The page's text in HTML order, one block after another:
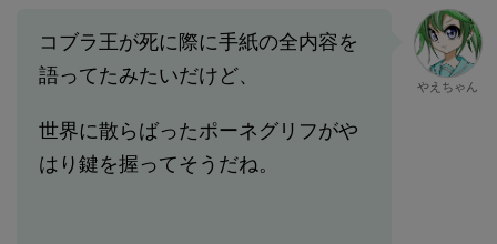
コブラ王が死に際に手紙の全内容を
語ってたみたいだけど、
世界に散らばったポーネグリフがや
はり鍵を握ってそうだね。
やえちゃん